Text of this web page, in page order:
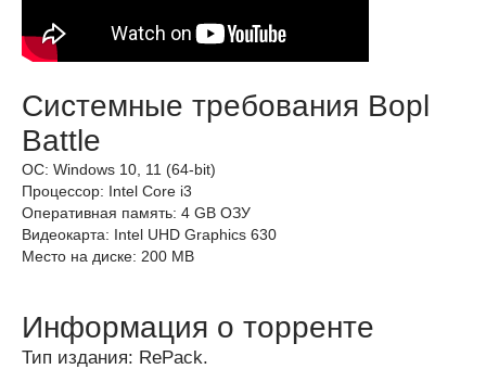
Системные требования Bopl
Battle
ОС: Windows 10, 11 (64-bit)
Процессор: Intel Core i3
Оперативная память: 4 GB ОЗУ
Видеокарта: Intel UHD Graphics 630
Место на диске: 200 MB
Информация о торренте
Тип издания: RePack.